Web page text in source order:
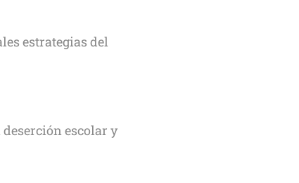
estrategias del
escolar y